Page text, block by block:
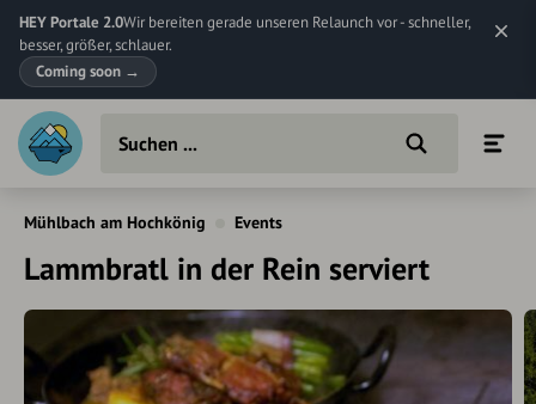
HEY Portale 2.0Wir bereiten gerade unseren Relaunch vor - schneller,
besser, größer, schlauer.
Coming soon →
Mühlbach am Hochkönig Events
Lammbratl in der Rein serviert